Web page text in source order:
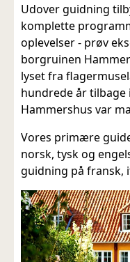
Udover guidning
komplette
oplevelser - prøv
borgruinen
lyset fra
hundrede år tilbage
Hammershus var
Vores primære
norsk, tysk og
guidning på fransk,